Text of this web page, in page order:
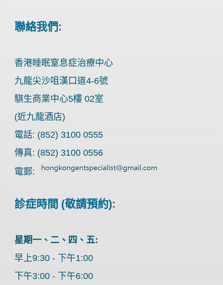
聯絡我們:
香港睡眠窒息症治療中心
九龍尖沙咀漢口道4-6號
騏生商業中心5樓 02室
(近九龍酒店)
電話: (852) 3100 0555
傳真: (852) 3100 0556
電郵:
診症時間 (敬請預約):
星期一、二、四、五:
早上9:30 - 下午1:00
下午3:00 - 下午6:00